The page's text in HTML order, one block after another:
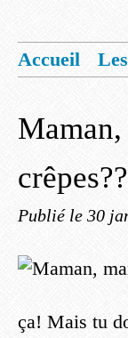
Accueil
Publié le 30
ça! Mais tu